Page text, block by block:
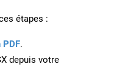
étapes :
PDF.
depuis votre